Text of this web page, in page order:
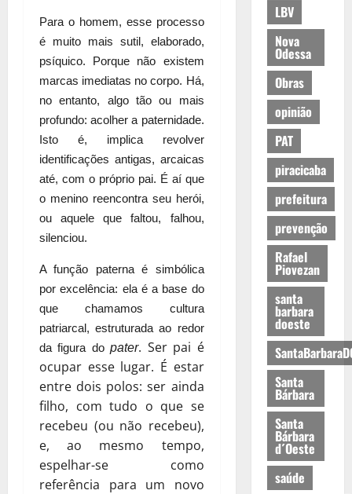
Para o homem, esse processo
é muito mais sutil, elaborado,
psíquico. Porque não existem
marcas imediatas no corpo. Há,
no entanto, algo tão ou mais
profundo: acolher a paternidade.
Isto é, implica revolver
identificações antigas, arcaicas
até, com o próprio pai. É aí que
o menino reencontra seu herói,
ou aquele que faltou, falhou,
silenciou.
A função paterna é simbólica
por excelência: ela é a base do
que chamamos cultura
patriarcal, estruturada ao redor
da figura dopater. Ser pai é
ocupar esse lugar. É estar
entre dois polos: ser ainda
filho, com tudo o que se
recebeu (ou não recebeu),
e, ao mesmo tempo,
espelhar-se como
referência para um novo
LBV
Nova
Odessa
Obras
opinião
PAT
piracicaba
prefeitura
prevenção
Rafael
Piovezan
santa
barbara
doeste
Santa
Bárbara
Santa
Bárbara
d´Oeste
saúde